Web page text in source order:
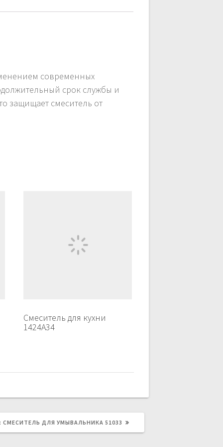
современных
срок службы и
защищает смеситель от
Смеситель для кухни
1424A34
СЛЕДУЮЩАЯ
СМЕСИТЕЛЬ ДЛЯ УМЫВАЛЬНИКА 51033